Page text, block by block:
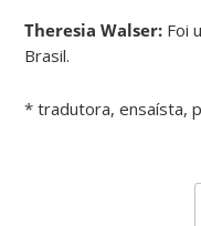
Theresia Walser: Foi
Brasil.
* tradutora, ensaísta,